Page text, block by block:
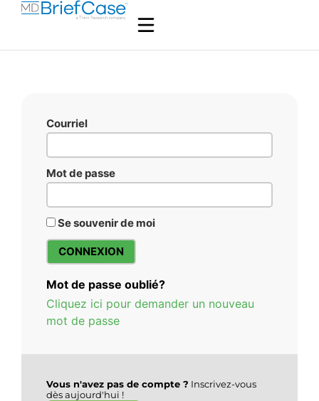
Courriel
Mot de passe
Se souvenir de moi
Mot de passe oublié?
Cliquez ici pour demander un nouveau
mot de passe
Vous n'avez pas de compte ? Inscrivez-vous
dès aujourd'hui !